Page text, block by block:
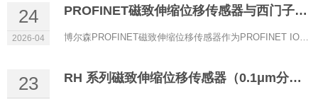
24
2026-04
PROFINET磁致伸缩位移传感器与西门子PLC通讯配置
23 RH 系列磁致伸缩位移传感器（0.1μm分辨率）